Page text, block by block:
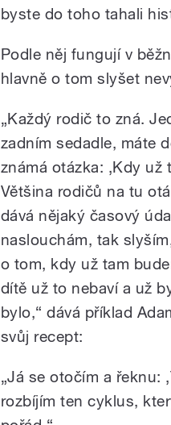
byste do toho tahali
Podle něj fungují v
hlavně o tom slyšet
„Každý rodič to zná.
zadním sedadle, máte
známá otázka: ‚Kdy už
Většina rodičů na tu
dává nějaký časový
naslouchám, tak
o tom, kdy už tam
dítě už to nebaví a už
bylo,“ dává příklad
svůj recept:
„Já se otočím a řeknu:
rozbíjím ten cyklus,